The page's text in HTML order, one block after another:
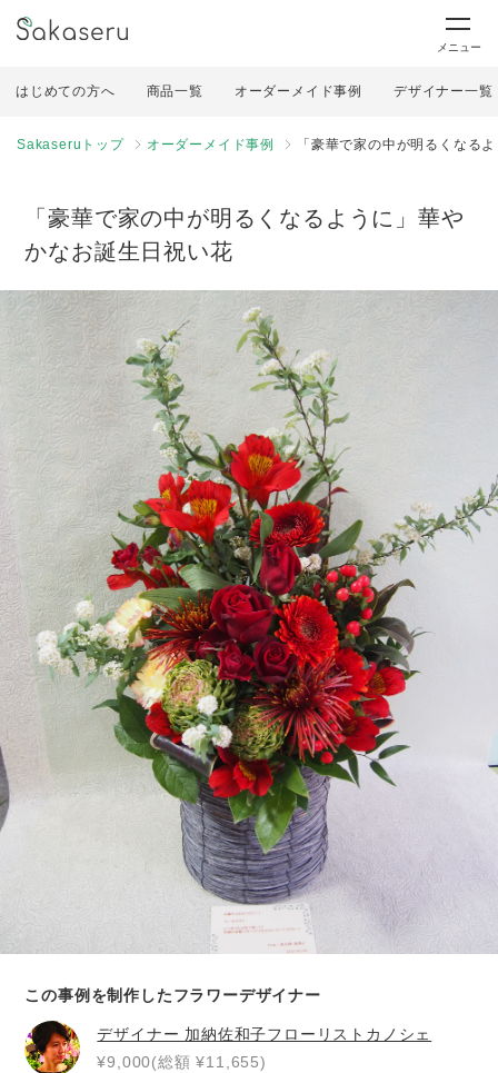
メニュー
はじめての方へ 商品一覧 オーダーメイド事例 デザイナー一覧
Sakaseruトップ オーダーメイド事例 「豪華で家の中が明るくなる
「豪華で家の中が明るくなるように」華や
かなお誕生日祝い花
この事例を制作したフラワーデザイナー
デザイナー 加納佐和子フローリストカノシェ
¥9,000(総額 ¥11,655)